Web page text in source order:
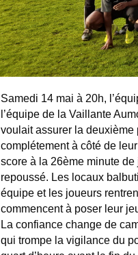
Samedi 14 mai à 20h,
l’équipe de la Vaillante
voulait assurer la deuxième
complétement à côté de
score à la 26ème minute
repoussé. Les locaux
équipe et les joueurs
commencent à poser leur
La confiance change de
qui trompe la vigilance du